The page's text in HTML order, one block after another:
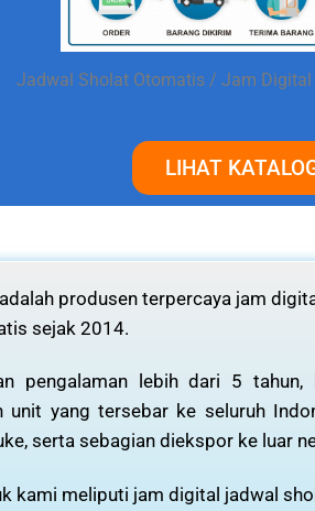
Jadwal Sholat Otomatis / Jam
LIHAT
produsen terpercaya jam
sejak 2014.
pengalaman lebih dari 5
unit yang tersebar ke seluruh
serta sebagian diekspor ke luar
kami meliputi jam digital jadwal